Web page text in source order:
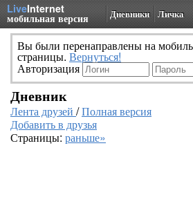
LiveInternet
мобильная версия Дневники Личка
Вы были перенаправлены на
страницы. Вернуться!
Авторизация
Дневник
Лента друзей /Полная версия
Добавить в друзья
Страницы: раньше»